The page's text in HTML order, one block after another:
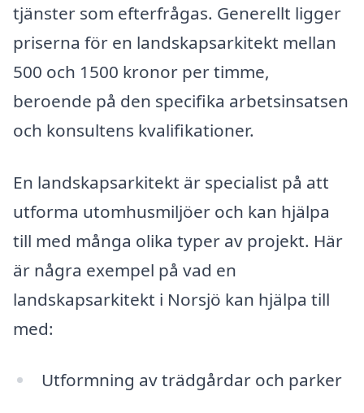
tjänster som efterfrågas. Generellt ligger
priserna för en landskapsarkitekt mellan
500 och 1500 kronor per timme,
beroende på den specifika arbetsinsatsen
och konsultens kvalifikationer.
En landskapsarkitekt är specialist på att
utforma utomhusmiljöer och kan hjälpa
till med många olika typer av projekt. Här
är några exempel på vad en
landskapsarkitekt i Norsjö kan hjälpa till
med:
Utformning av trädgårdar och parker